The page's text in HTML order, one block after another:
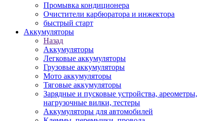
Промывка кондиционера
Очистители карбюратора и инжектора
быстрый старт
Аккумуляторы
Назад
Аккумуляторы
Легковые аккумуляторы
Грузовые аккумуляторы
Мото аккумуляторы
Тяговые аккумуляторы
Зарядные и пусковые устройства, ареометры,
нагрузочные вилки, тестеры
Аккумуляторы для автомобилей